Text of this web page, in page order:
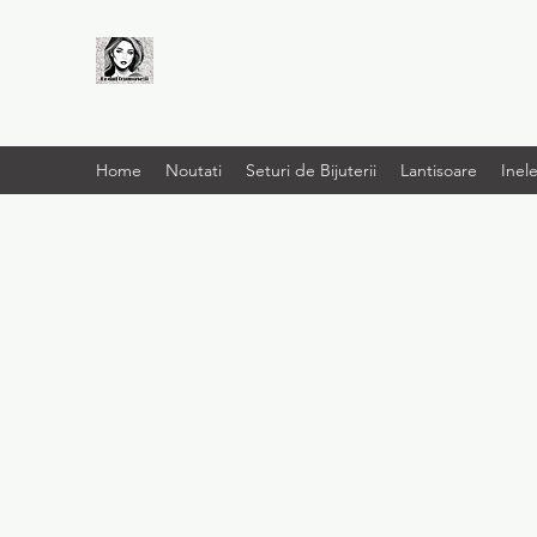
Home Noutati Seturi de Bijuterii Lantisoare Inele